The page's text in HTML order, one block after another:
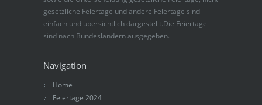
gesetzliche Feiertage und andere Feiertage sind
einfach und übersichtlich dargestellt.Die Feiertage
sind nach Bundesländern ausgegeben.
Navigation
Home
Feiertage 2024